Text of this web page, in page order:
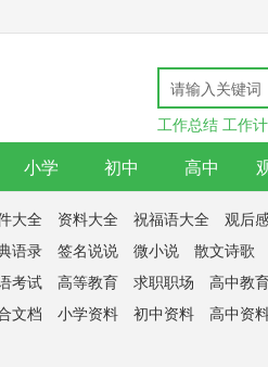
工作总结 工作
小学 初中 高中
大全 资料大全 祝福语大全 观后
语录 签名说说 微小说 散文诗歌
考试 高等教育 求职职场 高中教
文档 小学资料 初中资料 高中资